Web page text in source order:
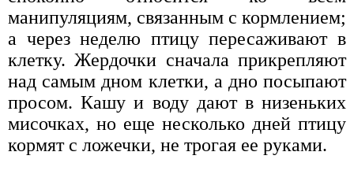
манипуляциям, связанным с кормлением;
а через неделю птицу пересаживают в
клетку. Жердочки сначала прикрепляют
над самым дном клетки, а дно посыпают
просом. Кашу и воду дают в низеньких
мисочках, но еще несколько дней птицу
кормят с ложечки, не трогая ее руками.